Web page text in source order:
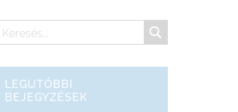
LEGUTÓBBI
BEJEGYZÉSEK